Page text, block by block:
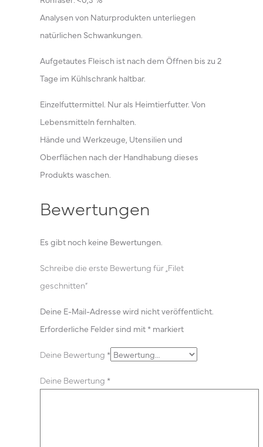
Analysen von Naturprodukten unterliegen
natürlichen Schwankungen.
Aufgetautes Fleisch ist nach dem Öffnen bis zu 2
Tage im Kühlschrank haltbar.
Einzelfuttermittel. Nur als Heimtierfutter. Von
Lebensmitteln fernhalten.
Hände und Werkzeuge, Utensilien und
Oberflächen nach der Handhabung dieses
Produkts waschen.
Bewertungen
Es gibt noch keine Bewertungen.
Schreibe die erste Bewertung für „Filet
geschnitten“
Deine E-Mail-Adresse wird nicht veröffentlicht.
Erforderliche Felder sind mit * markiert
Deine Bewertung *
Deine Bewertung *